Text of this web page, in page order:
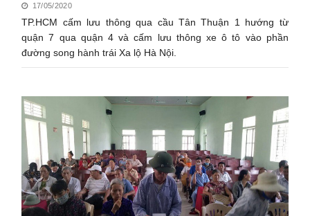
17/05/2020
TP.HCM cấm lưu thông qua cầu Tân Thuận 1 hướng từ
quận 7 qua quận 4 và cấm lưu thông xe ô tô vào phần
đường song hành trái Xa lộ Hà Nội.